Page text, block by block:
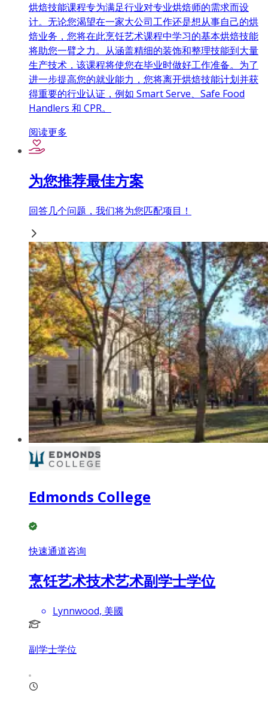
烘焙技能课程专为满足行业对专业烘焙师的需求而设
计。无论您渴望在一家大公司工作还是想从事自己的烘
焙业务，您将在此烹饪艺术课程中学习的基本烘焙技能
将助您一臂之力。从涵盖精细的装饰和整理技能到大量
生产技术，该课程将使您在毕业时做好工作准备。为了
进一步提高您的就业能力，您将离开烘焙技能计划并获
得重要的行业认证，例如 Smart Serve、Safe Food
Handlers 和 CPR。
阅读更多
为您推荐最佳方案
回答几个问题，我们将为您匹配项目！
Edmonds College
快速通道咨询
烹饪艺术技术艺术副学士学位
Lynnwood, 美國
副学士学位